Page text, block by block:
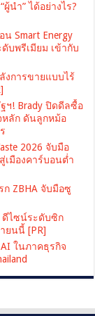
นำ” ได้อย่างไร?
น Smart Energy
ดับพรีเมียม เข้ากับ
งการขายแบบไร้
ฯ! Brady ปิดดีลซื้อ
หลัก ดันลูกหม้อ
2026 จับมือ
เมืองคาร์บอนต่ำ
ZBHA จับมือซู
ดีไซน์ระดับซิก
ยนนี้ [PR]
ในภาคธุรกิจ